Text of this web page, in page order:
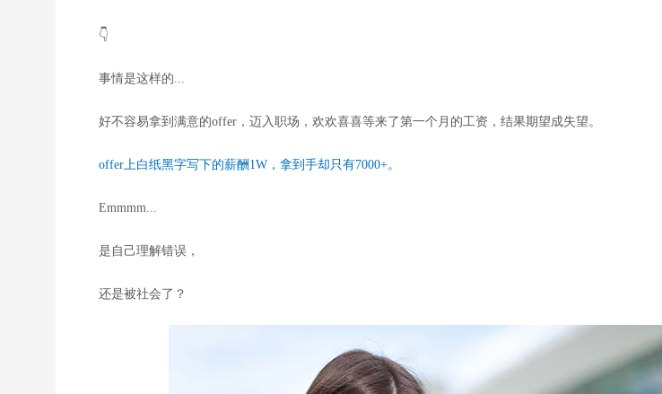
👇
事情是这样的...
好不容易拿到满意的offer，迈入职场，欢欢喜喜等来了第一个月的工资，结果期望成失望。
offer上白纸黑字写下的薪酬1W，拿到手却只有7000+。
Emmmm...
是自己理解错误，
还是被社会了？